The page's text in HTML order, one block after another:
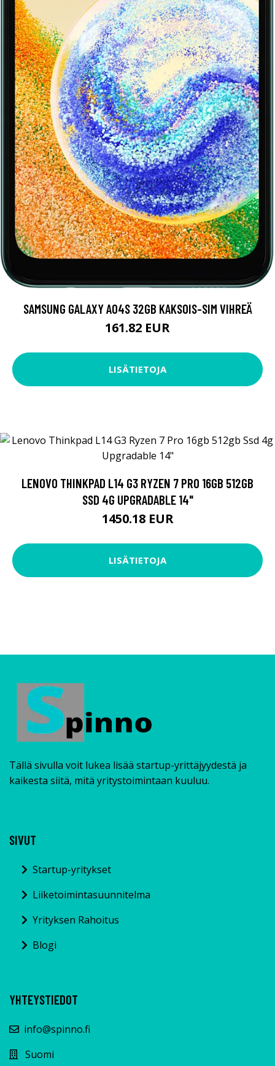
SAMSUNG GALAXY A04S 32GB KAKSOIS-SIM VIHREÄ
161.82 EUR
LISÄTIETOJA
LENOVO THINKPAD L14 G3 RYZEN 7 PRO 16GB 512GB
SSD 4G UPGRADABLE 14"
1450.18 EUR
LISÄTIETOJA
Tällä sivulla voit lukea lisää startup-yrittäjyydestä ja
kaikesta siitä, mitä yritystoimintaan kuuluu.
SIVUT
Startup-yritykset
Liiketoimintasuunnitelma
Yrityksen Rahoitus
Blogi
YHTEYSTIEDOT
info@spinno.fi
Suomi